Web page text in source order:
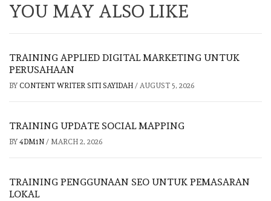
YOU MAY ALSO LIKE
TRAINING APPLIED DIGITAL MARKETING UNTUK
PERUSAHAAN
BY CONTENT WRITER SITI SAYIDAH / AUGUST 5, 2026
TRAINING UPDATE SOCIAL MAPPING
BY 4DM1N / MARCH 2, 2026
TRAINING PENGGUNAAN SEO UNTUK PEMASARAN
LOKAL